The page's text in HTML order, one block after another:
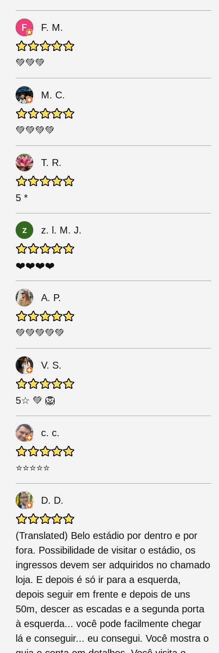
F. M.
💚💚💚
M. C.
💚💚💚💚
T. R.
5 *
z. l. M. J.
❤️❤️❤️❤️
A. P.
💚💚💚💚💚
V. S.
5☆ 💚 🦁
c. c.
⭐⭐⭐⭐⭐
D. D.
(Translated) Belo estádio por dentro e por
fora. Possibilidade de visitar o estádio, os
ingressos devem ser adquiridos no chamado
loja. E depois é só ir para a esquerda,
depois seguir em frente e depois de uns
50m, descer as escadas e a segunda porta
à esquerda... você pode facilmente chegar
lá e conseguir... eu consegui. Você mostra o